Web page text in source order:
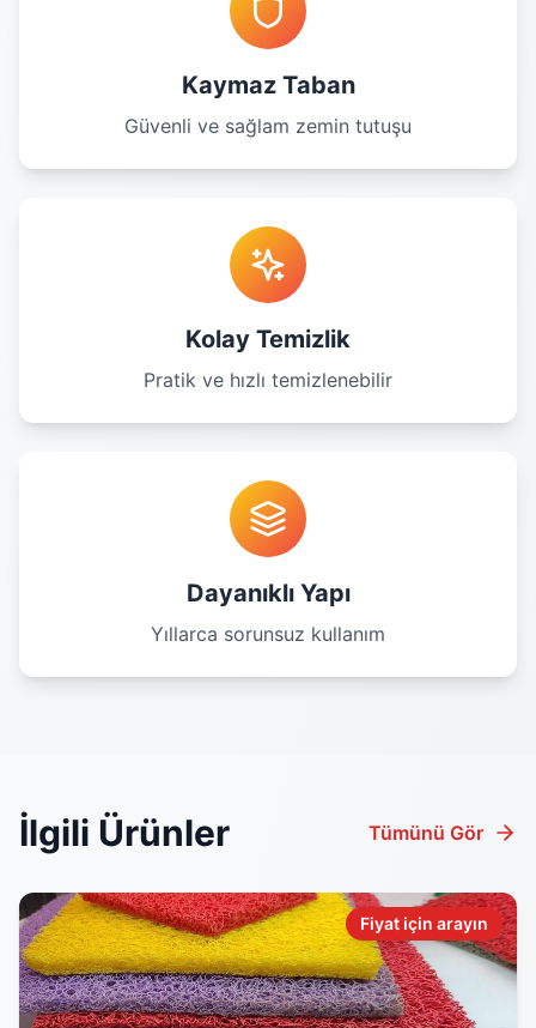
Kaymaz Taban
Güvenli ve sağlam zemin tutuşu
Kolay Temizlik
Pratik ve hızlı temizlenebilir
Dayanıklı Yapı
Yıllarca sorunsuz kullanım
İlgili Ürünler Tümünü Gör
Fiyat için arayın